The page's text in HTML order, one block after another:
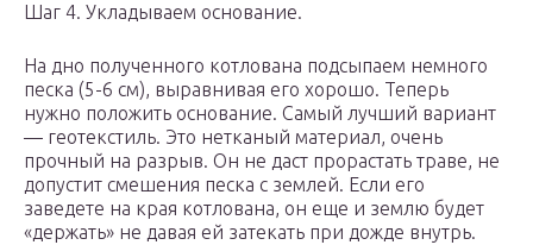
Шаг 4. Укладываем основание.
На дно полученного котлована подсыпаем немного
песка (5-6 см), выравнивая его хорошо. Теперь
нужно положить основание. Самый лучший вариант
— геотекстиль. Это нетканый материал, очень
прочный на разрыв. Он не даст прорастать траве, не
допустит смешения песка с землей. Если его
заведете на края котлована, он еще и землю будет
«держать» не давая ей затекать при дожде внутрь.